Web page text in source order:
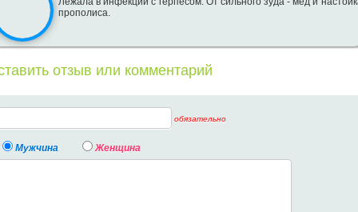
прополиса.
отзыв или комментарий
обязательно
Мужчина Женщина